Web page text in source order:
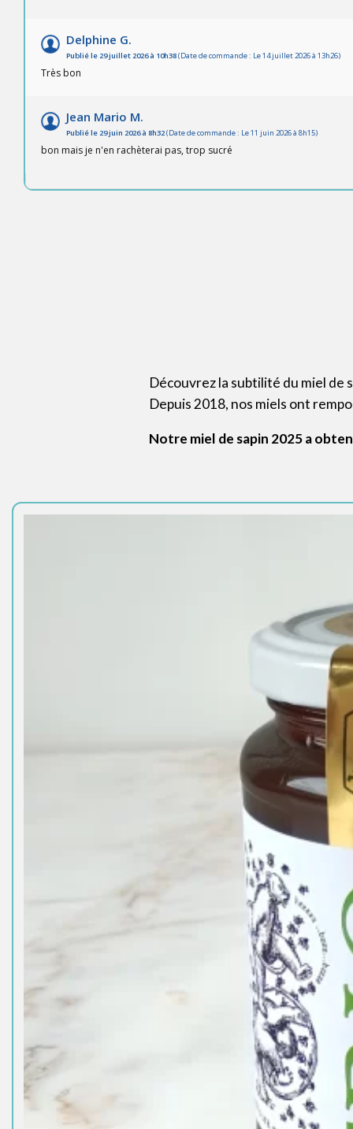
Delphine G.
Publié le 29 juillet 2026 à 10h38(Date de commande : Le 14 juillet 2026 à 13h26)
Très bon
Jean Mario M.
Publié le 29 juin 2026 à 8h32(Date de commande : Le 11 juin 2026 à 8h15)
bon mais je n'en rachèterai pas, trop sucré
Découvrez la subtilité du miel de
Depuis 2018, nos miels ont
Notre miel de sapin 2025 a